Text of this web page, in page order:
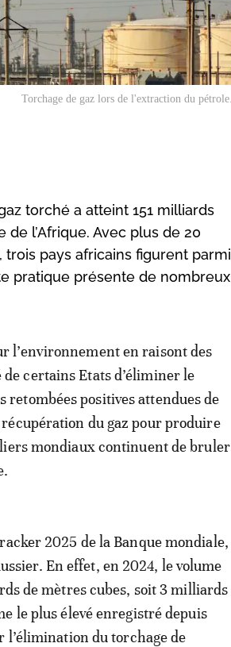
Torchage de gaz lors de l'extraction du pétrole.
torché a atteint 151 milliards
l’Afrique. Avec plus de 20
pays africains figurent parmi
pratique présente de nombreux
l’environnement en raisont des
certains Etats d’éliminer le
retombées positives attendues de
du gaz pour produire
mondiaux continuent de bruler
2025 de la Banque mondiale,
En effet, en 2024, le volume
de mètres cubes, soit 3 milliards
le plus élevé enregistré depuis
l’élimination du torchage de